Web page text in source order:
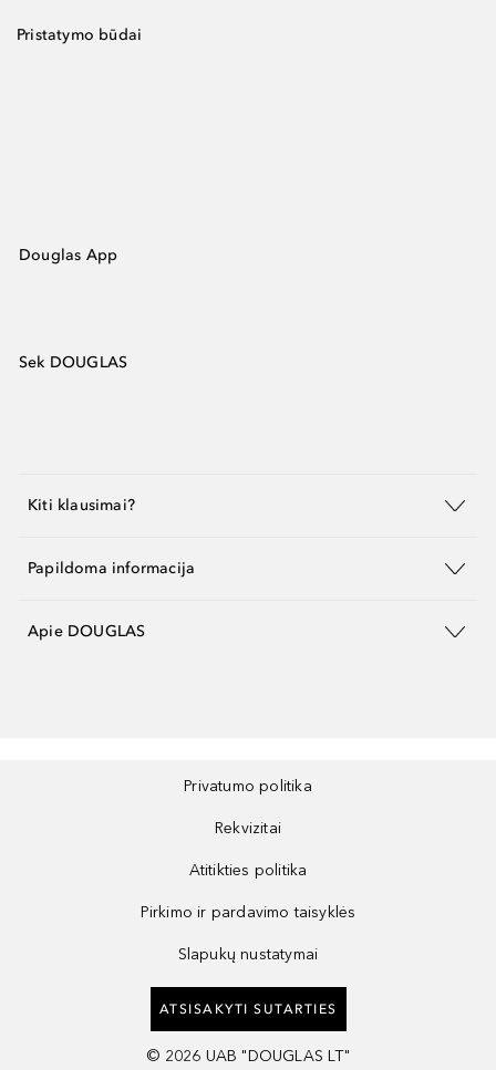
Pristatymo būdai
Douglas App
Sek DOUGLAS
Kiti klausimai?
Papildoma informacija
Apie DOUGLAS
Privatumo politika
Rekvizitai
Atitikties politika
Pirkimo ir pardavimo taisyklės
Slapukų nustatymai
ATSISAKYTI SUTARTIES
© 2026 UAB "DOUGLAS LT"